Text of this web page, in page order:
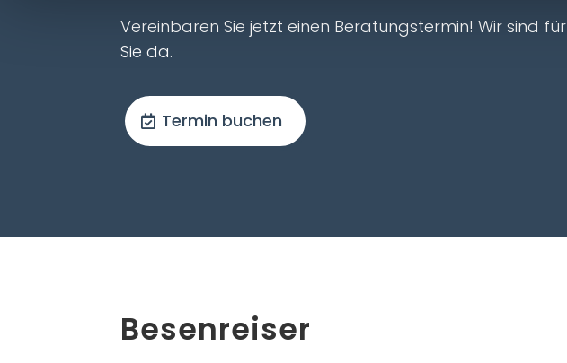
Vereinbaren Sie jetzt einen Beratungstermin! Wir sind für
Sie da.
Termin buchen
Besenreiser